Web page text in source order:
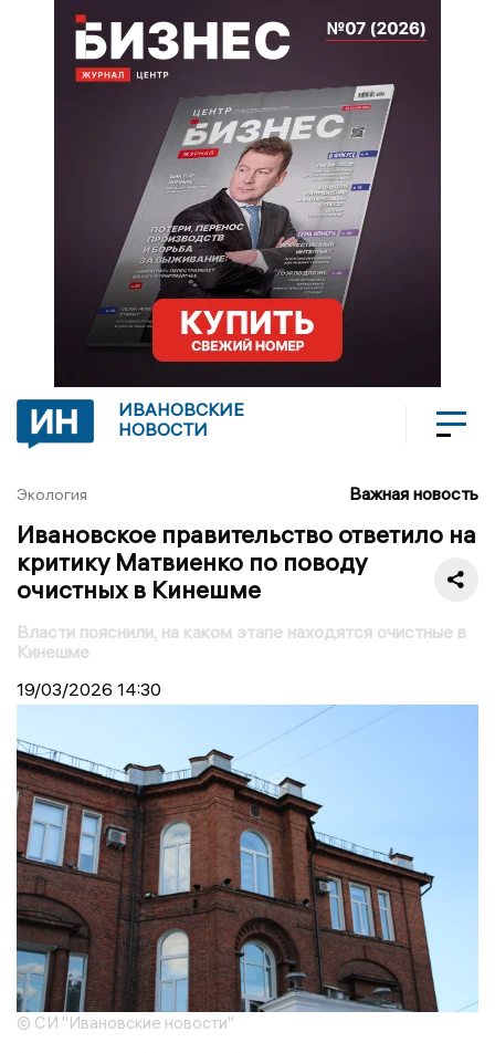
ИВАНОВСКИЕ
НОВОСТИ
Экология Важная новость
Ивановское правительство ответило на
критику Матвиенко по поводу
очистных в Кинешме
Власти пояснили, на каком этапе находятся очистные в
Кинешме
19/03/2026 14:30
© СИ "Ивановские новости"